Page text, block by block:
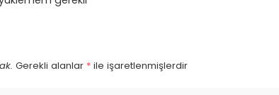
Gerekli alanlar * ile işaretlenmişlerdir